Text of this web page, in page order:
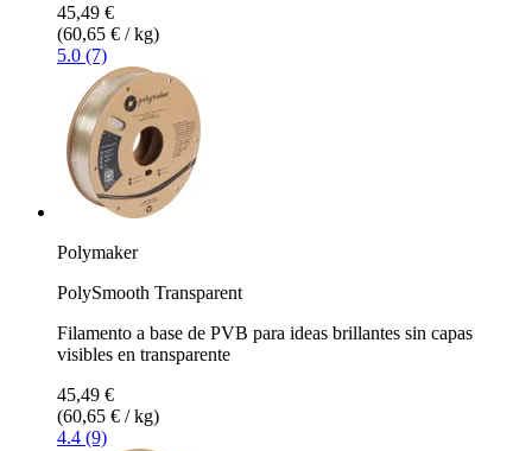
45,49 €
(60,65 € / kg)
5.0 (7)
Polymaker
PolySmooth Transparent
Filamento a base de PVB para ideas brillantes sin capas
visibles en transparente
45,49 €
(60,65 € / kg)
4.4 (9)